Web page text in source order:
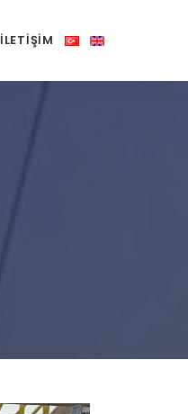
İLETİŞİM